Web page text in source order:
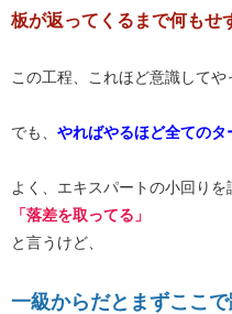
板が返ってくるまで何もせ
この工程、これほど意識してや
でも、 やればやるほど全てのタ
よく、エキスパートの小回りを
「落差を取ってる」
と言うけど、
一級からだとまずここ